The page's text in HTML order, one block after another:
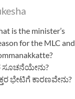
is the minister’s
for the MLC and
ಸೂಚನೆಯೇನು?
ಭೇಟಿಗೆ ಕಾರಣವೇನು?